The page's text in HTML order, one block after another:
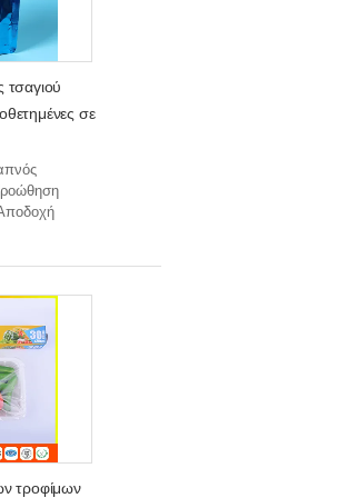
τσαγιού
σε
φύλλων
με το
τροφίμων